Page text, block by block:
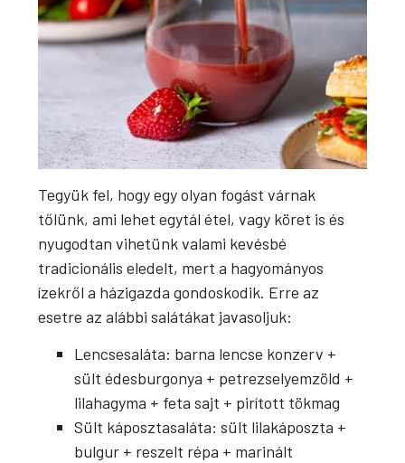
Tegyük fel, hogy egy olyan fogást várnak
tőlünk, ami lehet egytál étel, vagy köret is és
nyugodtan vihetünk valami kevésbé
tradicionális eledelt, mert a hagyományos
ízekről a házigazda gondoskodik. Erre az
esetre az alábbi salátákat javasoljuk:
Lencsesaláta: barna lencse konzerv +
sült édesburgonya + petrezselyemzöld +
lilahagyma + feta sajt + pirított tökmag
Sült káposztasaláta: sült lilakáposzta +
bulgur + reszelt répa + marinált